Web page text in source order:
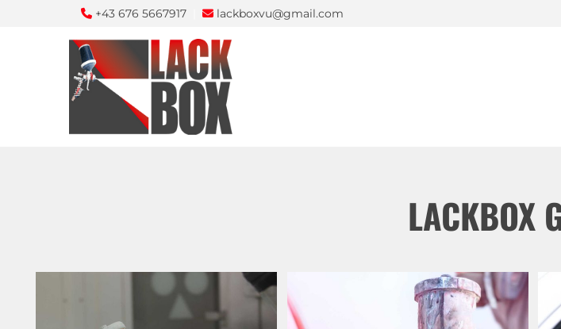
 +43 676 5667917  lackboxvu@gmail.com
LACKBOX